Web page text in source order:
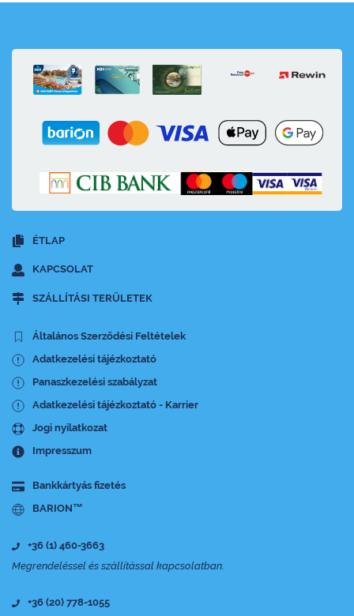
ÉTLAP
KAPCSOLAT
SZÁLLÍTÁSI TERÜLETEK
Általános Szerződési Feltételek
Adatkezelési tájézkoztató
Panaszkezelési szabályzat
Adatkezelési tájézkoztató - Karrier
Jogi nyilatkozat
Impresszum
Bankkártyás fizetés
BARION™
+36 (1) 460-3663
Megrendeléssel és szállítással kapcsolatban.
+36 (20) 778-1055